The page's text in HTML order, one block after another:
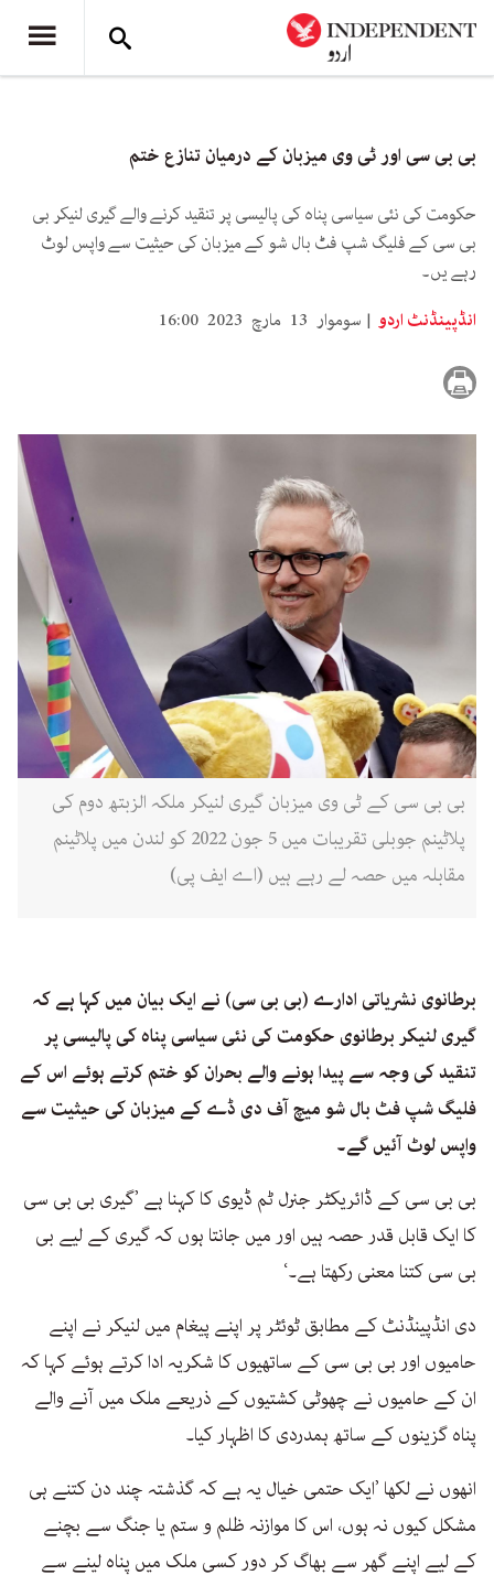
بی بی سی اور ٹی وی میزبان کے درمیان تنازع ختم
حکومت کی نئی سیاسی پناہ کی پالیسی پر تنقید کرنے والے گیری لنیکر بی
بی سی کے فلیگ شپ فٹ بال شو کے میزبان کی حیثیت سے واپس لوٹ
رہے یں۔
انڈپینڈنٹ اردو
سوموار 13 مارچ 2023 16:00
بی بی سی کے ٹی وی میزبان گیری لنیکر ملکہ الزبتھ دوم کی
پلاٹینم جوبلی تقریبات میں 5 جون 2022 کو لندن میں پلاٹینم
مقابلہ میں حصہ لے رہے ہیں (اے ایف پی)
برطانوی نشریاتی ادارے (بی بی سی) نے ایک بیان میں کہا ہے کہ
گیری لنیکر برطانوی حکومت کی نئی سیاسی پناہ کی پالیسی پر
تنقید کی وجہ سے پیدا ہونے والے بحران کو ختم کرتے ہوئے اس کے
فلیگ شپ فٹ بال شو میچ آف دی ڈے کے میزبان کی حیثیت سے
واپس لوٹ آئیں گے۔
بی بی سی کے ڈائریکٹر جنرل ٹم ڈیوی کا کہنا ہے ’گیری بی بی سی
کا ایک قابل قدر حصہ ہیں اور میں جانتا ہوں کہ گیری کے لیے بی
بی سی کتنا معنی رکھتا ہے۔‘
دی انڈپینڈنٹ کے مطابق ٹوئٹر پر اپنے پیغام میں لنیکر نے اپنے
حامیوں اور بی بی سی کے ساتھیوں کا شکریہ ادا کرتے ہوئے کہا کہ
ان کے حامیوں نے چھوٹی کشتیوں کے ذریعے ملک میں آنے والے
پناہ گزینوں کے ساتھ ہمدردی کا اظہار کیا۔
انھوں نے لکھا ’ایک حتمی خیال یہ ہے کہ گذشتہ چند دن کتنے ہی
مشکل کیوں نہ ہوں، اس کا موازنہ ظلم و ستم یا جنگ سے بچنے
کے لیے اپنے گھر سے بھاگ کر دور کسی ملک میں پناہ لینے سے